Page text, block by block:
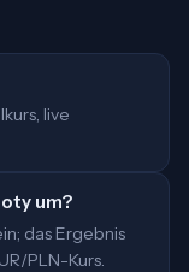
live
um?
das Ergebnis
PLN-Kurs.